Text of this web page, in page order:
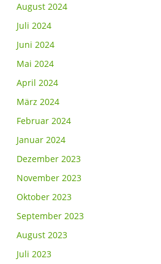
August 2024
Juli 2024
Juni 2024
Mai 2024
April 2024
März 2024
Februar 2024
Januar 2024
Dezember 2023
November 2023
Oktober 2023
September 2023
August 2023
Juli 2023